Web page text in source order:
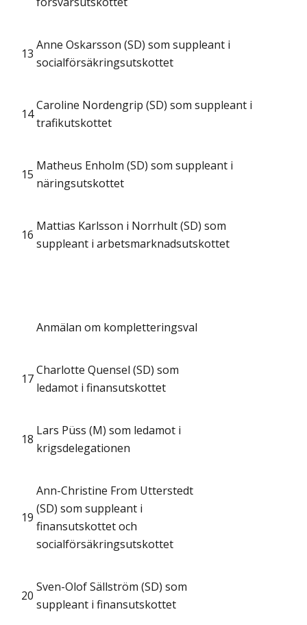
13
Anne Oskarsson (SD) som suppleant i
socialförsäkringsutskottet
14
Caroline Nordengrip (SD) som suppleant i
trafikutskottet
15
Matheus Enholm (SD) som suppleant i
näringsutskottet
16
Mattias Karlsson i Norrhult (SD) som
suppleant i arbetsmarknadsutskottet
Anmälan om kompletteringsval
17
Charlotte Quensel (SD) som
ledamot i finansutskottet
18
Lars Püss (M) som ledamot i
krigsdelegationen
19
Ann-Christine From Utterstedt
(SD) som suppleant i
finansutskottet och
socialförsäkringsutskottet
20
Sven-Olof Sällström (SD) som
suppleant i finansutskottet